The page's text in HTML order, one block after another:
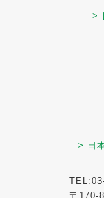
>
> 日
〒170-